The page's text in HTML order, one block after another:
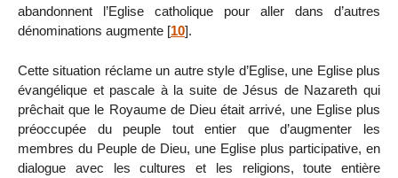
abandonnent l’Eglise catholique pour aller dans d’autres
dénominations augmente [10].
Cette situation réclame un autre style d’Eglise, une Eglise plus
évangélique et pascale à la suite de Jésus de Nazareth qui
prêchait que le Royaume de Dieu était arrivé, une Eglise plus
préoccupée du peuple tout entier que d’augmenter les
membres du Peuple de Dieu, une Eglise plus participative, en
dialogue avec les cultures et les religions, toute entière